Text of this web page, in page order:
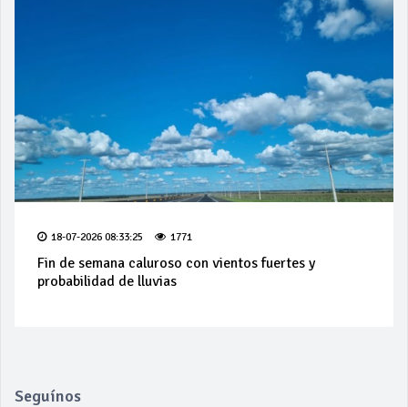
18-07-2026 08:33:25 1771
Fin de semana caluroso con vientos fuertes y
probabilidad de lluvias
Seguínos